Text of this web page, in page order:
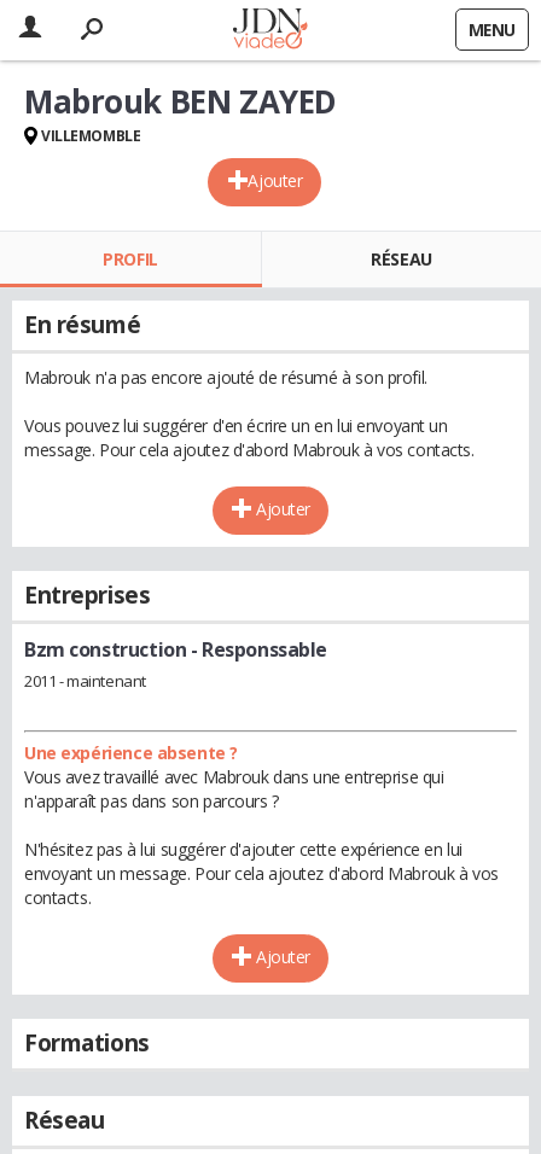
MENU
Ajouter
Mabrouk BEN ZAYED
VILLEMOMBLE
PROFIL RÉSEAU
En résumé
Mabrouk n'a pas encore ajouté de résumé à son profil.
Vous pouvez lui suggérer d'en écrire un en lui envoyant un
message. Pour cela ajoutez d'abord Mabrouk à vos contacts.
Ajouter
Entreprises
Bzm construction - Responssable
2011 - maintenant
Une expérience absente ?
Vous avez travaillé avec Mabrouk dans une entreprise qui
n'apparaît pas dans son parcours ?
N'hésitez pas à lui suggérer d'ajouter cette expérience en lui
envoyant un message. Pour cela ajoutez d'abord Mabrouk à vos
contacts.
Ajouter
Formations
Réseau